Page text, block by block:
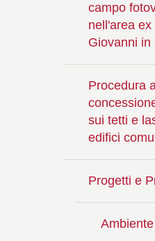
campo
nell'area
Giovanni in
Procedura
sui tetti e
edifici
Progetti e